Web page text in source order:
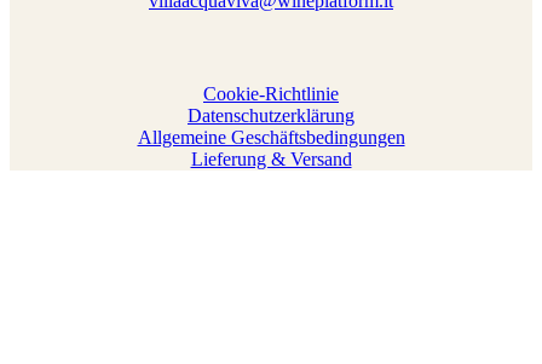
Cookie-Richtlinie
Datenschutzerklärung
Allgemeine Geschäftsbedingungen
Lieferung & Versand